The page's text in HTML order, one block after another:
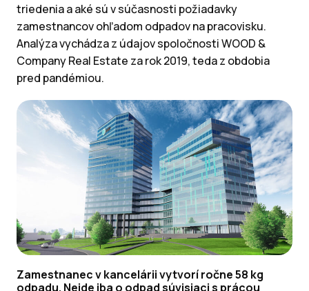
triedenia a aké sú v súčasnosti požiadavky
zamestnancov ohľadom odpadov na pracovisku.
Analýza vychádza z údajov spoločnosti WOOD &
Company Real Estate za rok 2019, teda z obdobia
pred pandémiou.
Zamestnanec v kancelárii vytvorí ročne 58 kg
odpadu. Nejde iba o odpad súvisiaci s prácou